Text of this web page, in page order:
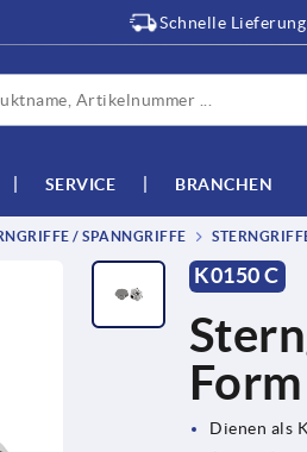
Schnelle Lieferung
SERVICE BRANCHEN
/ SPANNGRIFFE
K0150 C
Dienen als